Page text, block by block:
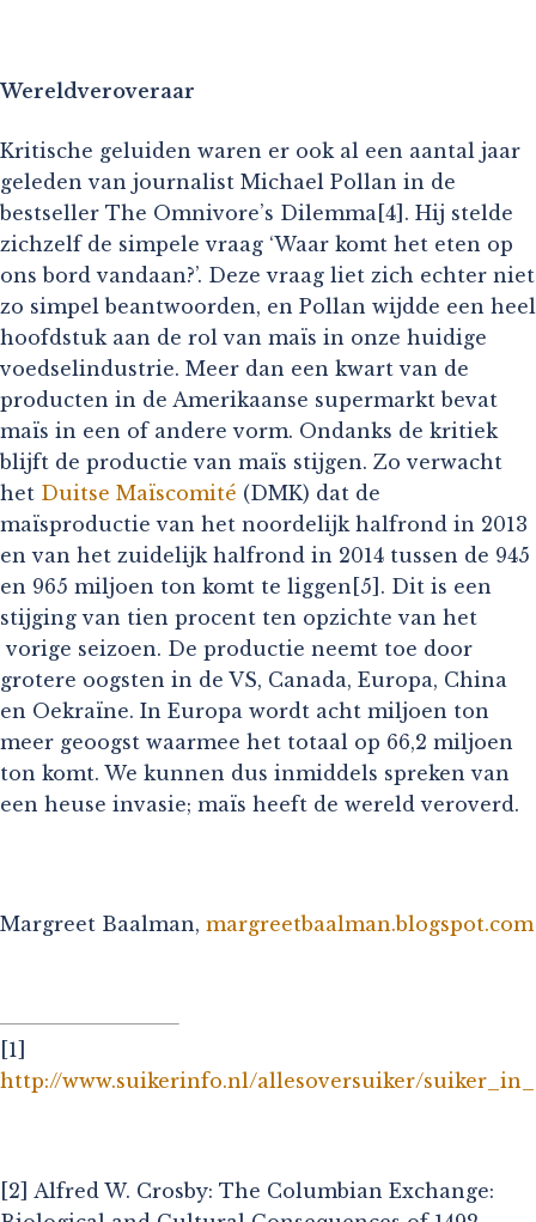
Wereldveroveraar
Kritische geluiden waren er ook al een aantal jaar
geleden van journalist Michael Pollan in de
bestseller The Omnivore’s Dilemma[4]. Hij stelde
zichzelf de simpele vraag ‘Waar komt het eten op
ons bord vandaan?’. Deze vraag liet zich echter niet
zo simpel beantwoorden, en Pollan wijdde een heel
hoofdstuk aan de rol van maïs in onze huidige
voedselindustrie. Meer dan een kwart van de
producten in de Amerikaanse supermarkt bevat
maïs in een of andere vorm. Ondanks de kritiek
blijft de productie van maïs stijgen. Zo verwacht
het Duitse Maïscomité (DMK) dat de
maïsproductie van het noordelijk halfrond in 2013
en van het zuidelijk halfrond in 2014 tussen de 945
en 965 miljoen ton komt te liggen[5]. Dit is een
stijging van tien procent ten opzichte van het
vorige seizoen. De productie neemt toe door
grotere oogsten in de VS, Canada, Europa, China
en Oekraïne. In Europa wordt acht miljoen ton
meer geoogst waarmee het totaal op 66,2 miljoen
ton komt. We kunnen dus inmiddels spreken van
een heuse invasie; maïs heeft de wereld veroverd.
Margreet Baalman, margreetbaalman.blogspot.com
[1]
http://www.suikerinfo.nl/allesoversuiker/
[2] Alfred W. Crosby: The Columbian Exchange: